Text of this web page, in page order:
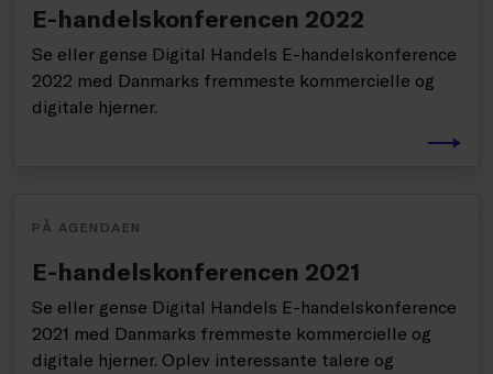
E-handelskonferencen 2022
Se eller gense Digital Handels E-handelskonference
2022 med Danmarks fremmeste kommercielle og
digitale hjerner.
PÅ AGENDAEN
E-handelskonferencen 2021
Se eller gense Digital Handels E-handelskonference
2021 med Danmarks fremmeste kommercielle og
digitale hjerner. Oplev interessante talere og